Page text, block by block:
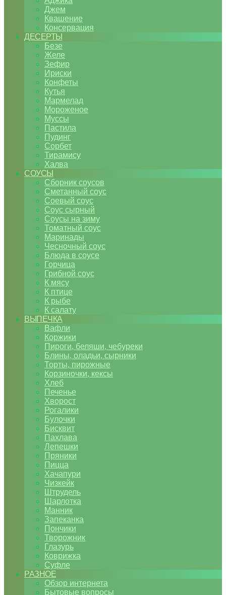
Джем
Квашение
Консервация
ДЕСЕРТЫ
Безе
Желе
Зефир
Ириски
Конфеты
Кутья
Мармелад
Мороженое
Муссы
Пастила
Пудинг
Сорбет
Тирамису
Халва
СОУСЫ
Сборник соусов
Сметанный соус
Соевый соус
Соус сырный
Соусы на зиму
Томатный соус
Маринады
Чесночный соус
Блюда в соусе
Горчица
Грибной соус
К мясу
К птице
К рыбе
К салату
ВЫПЕЧКА
Вафли
Коржики
Пироги, беляши, чебуреки
Блины, оладьи, сырники
Торты, пирожные
Корзиночки, кексы
Хлеб
Печенье
Хворост
Рогалики
Булочки
Бисквит
Пахлава
Лепешки
Пряники
Пицца
Хачапури
Чизкейк
Штрудель
Шарлотка
Манник
Запеканка
Пончики
Творожник
Глазурь
Коврижка
Суфле
РАЗНОЕ
Обзор интернета
Бытовые вопросы